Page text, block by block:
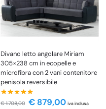
Divano letto angolare Miriam
305×238 cm in ecopelle e
microfibra con 2 vani contenitore
penisola reversibile
€1.708,00 € 879,00 iva inclusa